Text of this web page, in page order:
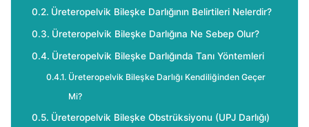
Üreteropelvik Bileşke Darlığının Belirtileri Nelerdir?
Üreteropelvik Bileşke Darlığına Ne Sebep Olur?
Üreteropelvik Bileşke Darlığında Tanı Yöntemleri
Üreteropelvik Bileşke Darlığı Kendiliğinden Geçer
Mi?
Üreteropelvik Bileşke Obstrüksiyonu (UPJ Darlığı)